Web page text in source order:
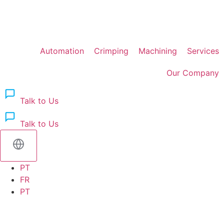
Automation Crimping Machining Services
Our Company
Talk to Us
Talk to Us
PT
FR
PT